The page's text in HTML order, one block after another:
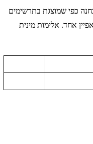
כפי שמוצגת בתרשימים
אחד. אלימות מינית